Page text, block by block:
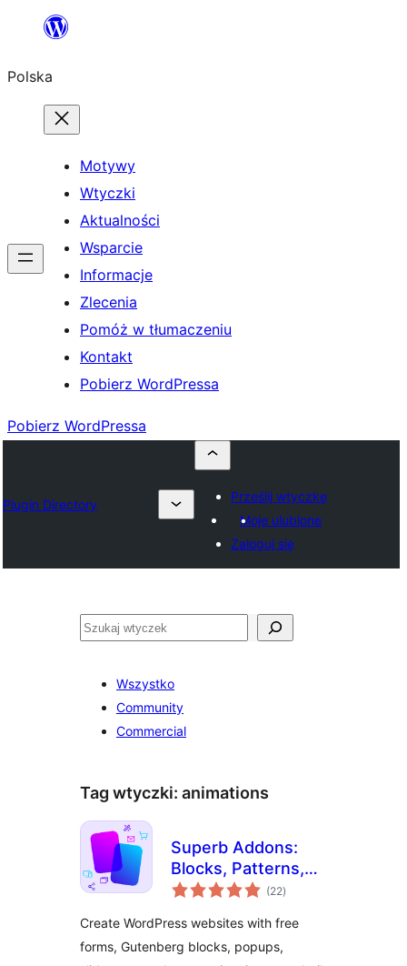
Przejdź
treści
Polska
Motywy
Wtyczki
Aktualności
Wsparcie
Informacje
Zlecenia
Pomóż w tłumaczeniu
Kontakt
Pobierz WordPressa
Pobierz WordPressa
Plugin Directory
Prześlij wtyczkę
Moje ulubione
Zaloguj się
Szukaj
Wszystko
Community
Commercial
Tag wtyczki: animations
Superb Addons:
Blocks, Patterns,
Pre-built Pages,
Free Forms,
Animations & More
(22wszystkich
ocen
)
Create WordPress websites with free
forms, Gutenberg blocks, popups,